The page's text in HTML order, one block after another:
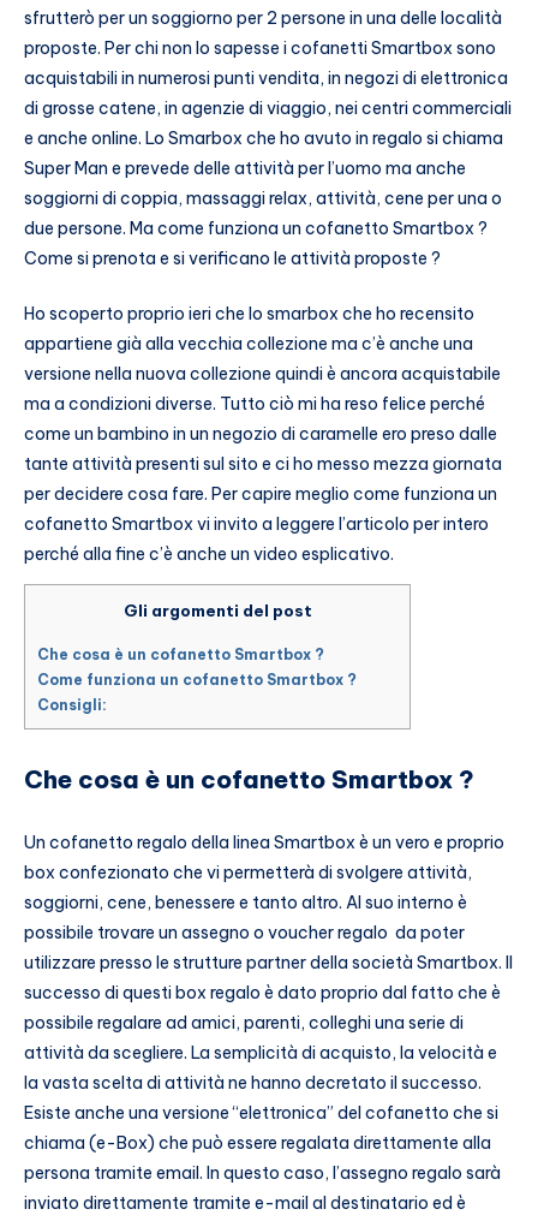
sfrutterò per un soggiorno per 2 persone in una delle località
proposte. Per chi non lo sapesse i cofanetti Smartbox sono
acquistabili in numerosi punti vendita, in negozi di elettronica
di grosse catene, in agenzie di viaggio, nei centri commerciali
e anche online. Lo Smarbox che ho avuto in regalo si chiama
Super Man e prevede delle attività per l’uomo ma anche
soggiorni di coppia, massaggi relax, attività, cene per una o
due persone. Ma come funziona un cofanetto Smartbox ?
Come si prenota e si verificano le attività proposte ?
Ho scoperto proprio ieri che lo smarbox che ho recensito
appartiene già alla vecchia collezione ma c’è anche una
versione nella nuova collezione quindi è ancora acquistabile
ma a condizioni diverse. Tutto ciò mi ha reso felice perché
come un bambino in un negozio di caramelle ero preso dalle
tante attività presenti sul sito e ci ho messo mezza giornata
per decidere cosa fare. Per capire meglio come funziona un
cofanetto Smartbox vi invito a leggere l’articolo per intero
perché alla fine c’è anche un video esplicativo.
Gli argomenti del post
Che cosa è un cofanetto Smartbox ?
Come funziona un cofanetto Smartbox ?
Consigli:
Che cosa è un cofanetto Smartbox ?
Un cofanetto regalo della linea Smartbox è un vero e proprio
box confezionato che vi permetterà di svolgere attività,
soggiorni, cene, benessere e tanto altro. Al suo interno è
possibile trovare un assegno o voucher regalo da poter
utilizzare presso le strutture partner della società Smartbox. Il
successo di questi box regalo è dato proprio dal fatto che è
possibile regalare ad amici, parenti, colleghi una serie di
attività da scegliere. La semplicità di acquisto, la velocità e
la vasta scelta di attività ne hanno decretato il successo.
Esiste anche una versione “elettronica” del cofanetto che si
chiama (e-Box) che può essere regalata direttamente alla
persona tramite email. In questo caso, l’assegno regalo sarà
inviato direttamente tramite e-mail al destinatario ed è